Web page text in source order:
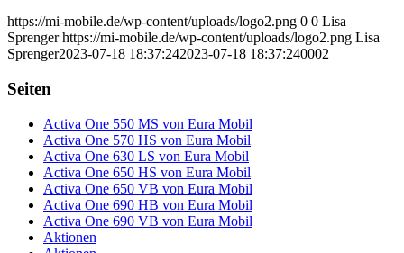
https://mi-mobile.de/wp-content/uploads/logo2.png 0 0 Lisa
Sprenger https://mi-mobile.de/wp-content/uploads/logo2.png Lisa
Sprenger2023-07-18 18:37:242023-07-18 18:37:240002
Seiten
Activa One 550 MS von Eura Mobil
Activa One 570 HS von Eura Mobil
Activa One 630 LS von Eura Mobil
Activa One 650 HS von Eura Mobil
Activa One 650 VB von Eura Mobil
Activa One 690 HB von Eura Mobil
Activa One 690 VB von Eura Mobil
Aktionen